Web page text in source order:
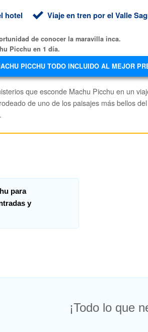
hotel Viaje en tren por el Valle
de conocer la maravilla inca.
Picchu en 1 día.
PICCHU TODO INCLUIDO AL MEJOR
que esconde Machu Picchu en un
de uno de los paisajes más bellos
para
y
¡Todo lo que